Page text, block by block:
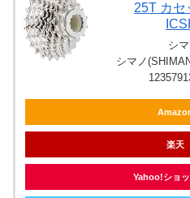
25T カセ
シ
シマノ
楽天
Yahoo!ショ